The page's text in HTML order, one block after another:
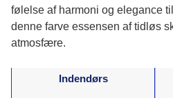
følelse af harmoni og elegance
denne farve essensen af ​​tidløs
atmosfære.
Indendørs